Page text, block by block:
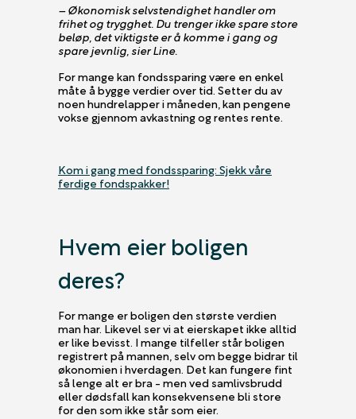
– Økonomisk selvstendighet handler om
frihet og trygghet. Du trenger ikke spare store
beløp, det viktigste er å komme i gang og
spare jevnlig, sier Line.
For mange kan fondssparing være en enkel
måte å bygge verdier over tid. Setter du av
noen hundrelapper i måneden, kan pengene
vokse gjennom avkastning og rentes rente.
Kom i gang med fondssparing: Sjekk våre
ferdige fondspakker!
Hvem eier boligen
deres?
For mange er boligen den største verdien
man har. Likevel ser vi at eierskapet ikke alltid
er like bevisst. I mange tilfeller står boligen
registrert på mannen, selv om begge bidrar til
økonomien i hverdagen. Det kan fungere fint
så lenge alt er bra - men ved samlivsbrudd
eller dødsfall kan konsekvensene bli store
for den som ikke står som eier.